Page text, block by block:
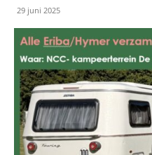
29 juni 2025